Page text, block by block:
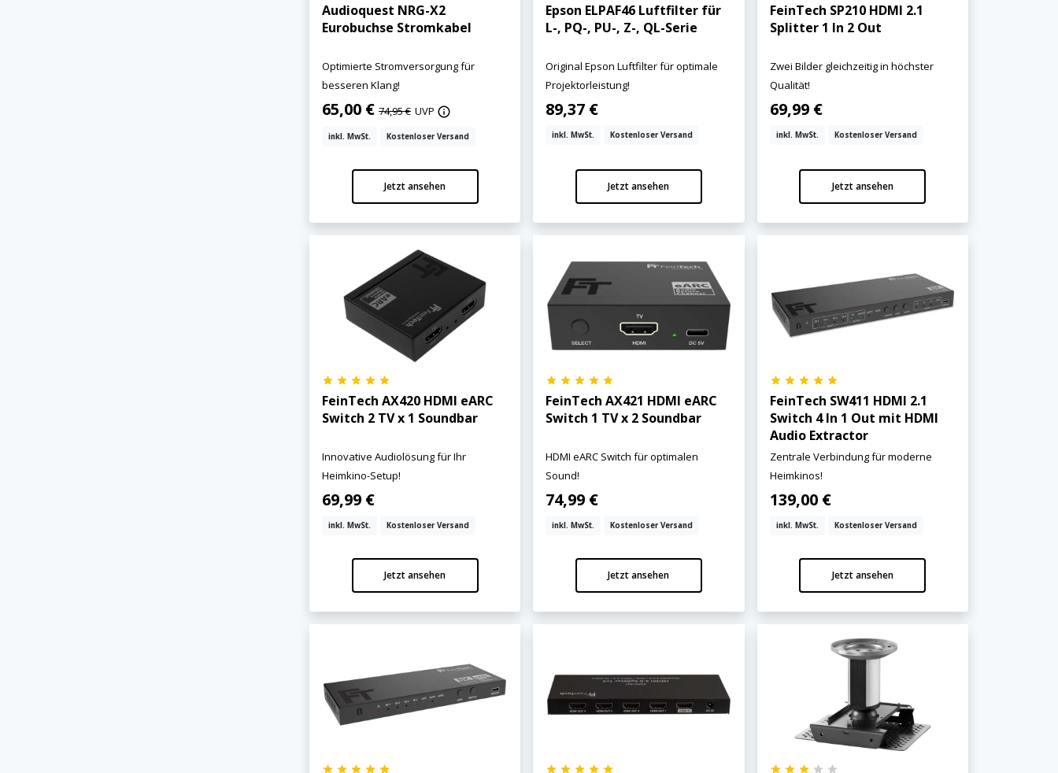
Audioquest NRG-X2
Eurobuchse Stromkabel
Optimierte Stromversorgung für
besseren Klang!
65,00 € 74,95 € UVP
inkl. MwSt. Kostenloser Versand
Jetzt ansehen
Epson ELPAF46 Luftfilter für
L-, PQ-, PU-, Z-, QL-Serie
Original Epson Luftfilter für optimale
Projektorleistung!
89,37 €
inkl. MwSt. Kostenloser Versand
Jetzt ansehen
FeinTech SP210 HDMI 2.1
Splitter 1 In 2 Out
Zwei Bilder gleichzeitig in höchster
Qualität!
69,99 €
inkl. MwSt. Kostenloser Versand
Jetzt ansehen
FeinTech AX420 HDMI eARC
Switch 2 TV x 1 Soundbar
Innovative Audiolösung für Ihr
Heimkino-Setup!
69,99 €
inkl. MwSt. Kostenloser Versand
Jetzt ansehen
FeinTech AX421 HDMI eARC
Switch 1 TV x 2 Soundbar
HDMI eARC Switch für optimalen
Sound!
74,99 €
inkl. MwSt. Kostenloser Versand
Jetzt ansehen
FeinTech SW411 HDMI 2.1
Switch 4 In 1 Out mit HDMI
Audio Extractor
Zentrale Verbindung für moderne
Heimkinos!
139,00 €
inkl. MwSt. Kostenloser Versand
Jetzt ansehen